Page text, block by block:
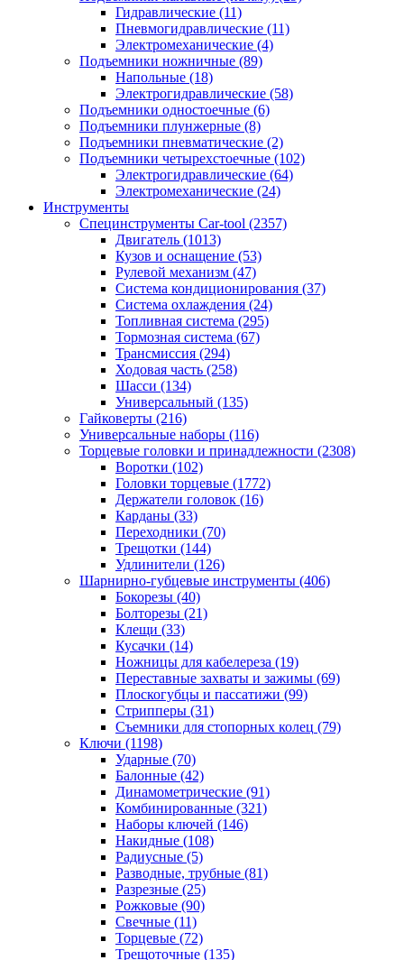
Гидравлические (11)
Пневмогидравлические (11)
Электромеханические (4)
Подъемники ножничные (89)
Напольные (18)
Электрогидравлические (58)
Подъемники одностоечные (6)
Подъемники плунжерные (8)
Подъемники пневматические (2)
Подъемники четырехстоечные (102)
Электрогидравлические (64)
Электромеханические (24)
Инструменты
Специнструменты Car-tool (2357)
Двигатель (1013)
Кузов и оснащение (53)
Рулевой механизм (47)
Система кондиционирования (37)
Система охлаждения (24)
Топливная система (295)
Тормозная система (67)
Трансмиссия (294)
Ходовая часть (258)
Шасси (134)
Универсальный (135)
Гайковерты (216)
Универсальные наборы (116)
Торцевые головки и принадлежности (2308)
Воротки (102)
Головки торцевые (1772)
Держатели головок (16)
Карданы (33)
Переходники (70)
Трещотки (144)
Удлинители (126)
Шарнирно-губцевые инструменты (406)
Бокорезы (40)
Болторезы (21)
Клещи (33)
Кусачки (14)
Ножницы для кабелереза (19)
Переставные захваты и зажимы (69)
Плоскогубцы и пассатижи (99)
Стрипперы (31)
Съемники для стопорных колец (79)
Ключи (1198)
Ударные (70)
Балонные (42)
Динамометрические (91)
Комбинированные (321)
Наборы ключей (146)
Накидные (108)
Радиусные (5)
Разводные, трубные (81)
Разрезные (25)
Рожковые (90)
Свечные (11)
Торцевые (72)
Трещоточные (135)